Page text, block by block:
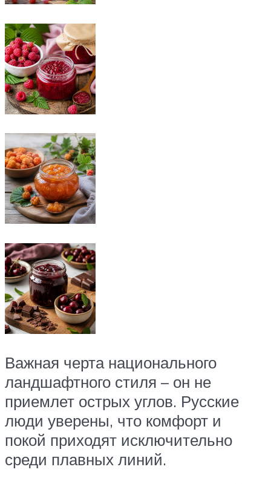
Важная черта национального
ландшафтного стиля – он не
приемлет острых углов. Русские
люди уверены, что комфорт и
покой приходят исключительно
среди плавных линий.